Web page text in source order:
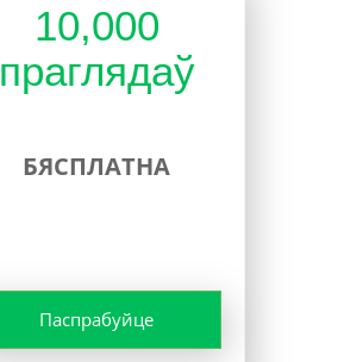
10,000
праглядаў
БЯСПЛАТНА
Паспрабуйце